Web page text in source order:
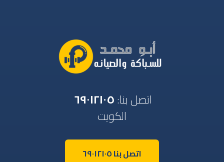
اتصل بنا:٦٩٠١٢١٠٥
الكويت
اتصل بنا ٦٩٠١٢١٠٥